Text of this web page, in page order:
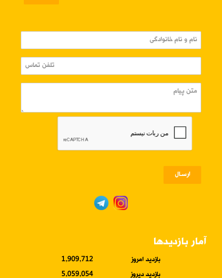
ارسـال
آمار بازدیدها
بازدید امروز
1,909,712
بازدید دیروز
5,059,054